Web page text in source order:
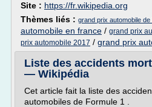
Site : https://fr.wikipedia.org
Thèmes liés : grand prix automobile
automobile en france / grand prix
prix automobile 2017 / grand prix
Liste des accidents
— Wikipédia
Cet article fait la liste des
automobiles de Formule 1 .